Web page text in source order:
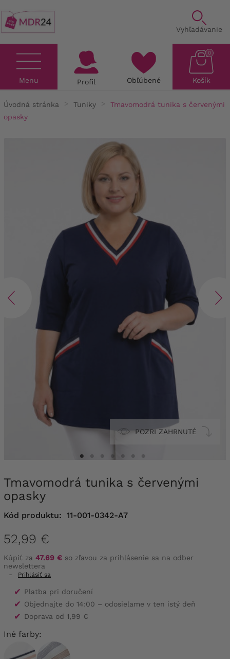
Vyhľadávanie
Menu Profil Obľúbené Košík
0
Úvodná stránka Tuniky
Tmavomodrá tunika s červenými
opasky
POZRI ZAHRNUTÉ
Tmavomodrá tunika s červenými
opasky
Kód produktu: 11-001-0342-A7
52,99 €
Kúpiť za 47.69 € so zľavou za prihlásenie sa na odber
newslettera
-
Prihlásiť sa
✔ Platba pri doručení
✔ Objednajte do 14:00 – odosielame v ten istý deň
✔ Doprava od 1,99 €
Iné farby: